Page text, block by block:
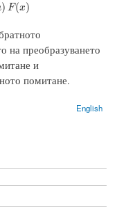
) F(x)
)
на преобразуването
и
помитане.
English